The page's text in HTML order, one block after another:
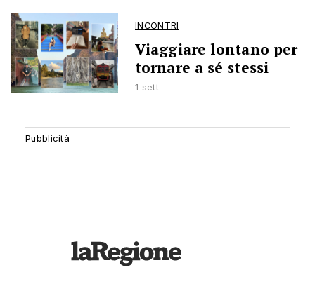
INCONTRI
Viaggiare lontano per
tornare a sé stessi
1 sett